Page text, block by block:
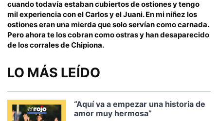
cuando todavía estaban cubiertos de ostiones y tengo
mil experiencia con el Carlos y el Juani. En mi niñez los
ostiones eran una mierda que solo servían como carnada.
Pero ahora te los cobran como ostras y han desaparecido
de los corrales de Chipiona.
LO MÁS LEÍDO
“Aquí va a empezar una historia de
amor muy hermosa”